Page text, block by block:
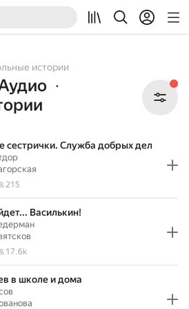
истории
•
сестрички. Служба добрых дел
215
Василькин!
17.6k
в школе и дома